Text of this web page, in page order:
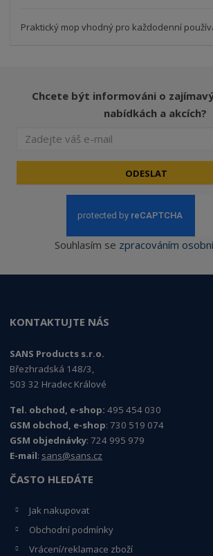
Praktický mop vhodný pro každodenní
Chcete být informováni o
nabídkách a akcích?
ODESLAT
Souhlasím se zpracováním
KONTAKTUJTE NÁS
SANS Products s.r.o.
Březhradská 148/3,
503 32 Hradec Králové
Tel. obchod, e-shop: 495 454 030
GSM obchod, e-shop: 730 519 074
GSM objednávky: 724 995 979
E-mail: sans@sans.cz
ČASTO HLEDÁTE
Jak nakupovat
Obchodní podmínky
Vrácení/reklamace zboží